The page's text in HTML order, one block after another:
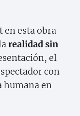
en esta obra
realidad sin
el
con
humana en